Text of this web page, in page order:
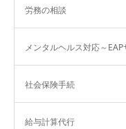
労務の相談
メンタルヘルス対応～EAP
社会保険手続
給与計算代行